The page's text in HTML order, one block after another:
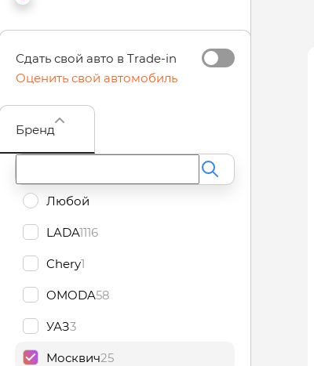
Сдать свой авто в Trade‑in
Оценить свой автомобиль
Бренд
Любой
LADA1116
Chery1
OMODA58
УАЗ3
Москвич25